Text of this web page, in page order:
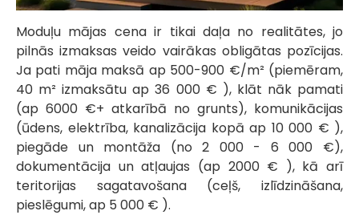
Moduļu mājas cena ir tikai daļa no realitātes, jo
pilnās izmaksas veido vairākas obligātas pozīcijas.
Ja pati māja maksā ap 500-900 €/m² (piemēram,
40 m² izmaksātu ap 36 000 € ), klāt nāk pamati
(ap 6000 €+ atkarībā no grunts), komunikācijas
(ūdens, elektrība, kanalizācija kopā ap 10 000 € ),
piegāde un montāža (no 2 000 - 6 000 €),
dokumentācija un atļaujas (ap 2000 € ), kā arī
teritorijas sagatavošana (ceļš, izlīdzināšana,
pieslēgumi, ap 5 000 € ).